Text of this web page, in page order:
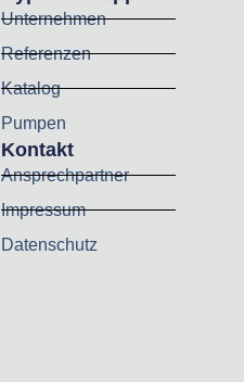
Unternehmen
Referenzen
Katalog
Pumpen
Kontakt
Ansprechpartner
Impressum
Datenschutz